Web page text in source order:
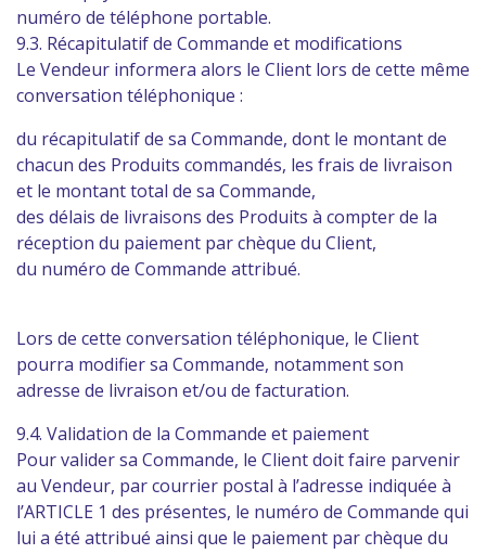
numéro de téléphone portable.
9.3. Récapitulatif de Commande et modifications
Le Vendeur informera alors le Client lors de cette même
conversation téléphonique :
du récapitulatif de sa Commande, dont le montant de
chacun des Produits commandés, les frais de livraison
et le montant total de sa Commande,
des délais de livraisons des Produits à compter de la
réception du paiement par chèque du Client,
du numéro de Commande attribué.
Lors de cette conversation téléphonique, le Client
pourra modifier sa Commande, notamment son
adresse de livraison et/ou de facturation.
9.4. Validation de la Commande et paiement
Pour valider sa Commande, le Client doit faire parvenir
au Vendeur, par courrier postal à l’adresse indiquée à
l’ARTICLE 1 des présentes, le numéro de Commande qui
lui a été attribué ainsi que le paiement par chèque du